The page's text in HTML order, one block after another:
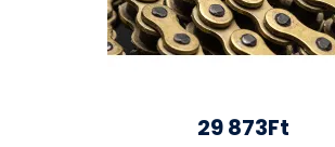
29 873Ft